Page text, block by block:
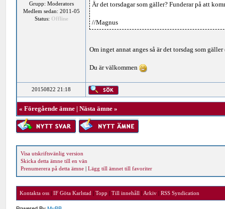
Grupp: Moderators
Medlem sedan: 2011-05
Status: Offline
Är det torsdagar som gäller? Funderar på att
//Magnus
Om inget annat anges så är det torsdag som
Du är välkommen
20150822 21:18
«Föregående ämne |Nästa ämne »
Visa utskriftsvänlig version
Skicka detta ämne till en vän
Prenumerera på detta ämne |Lägg till ämnet till favoriter
Kontakta oss |IF Göta Karlstad |Topp |Till innehåll | Arkiv |RSS Syndication